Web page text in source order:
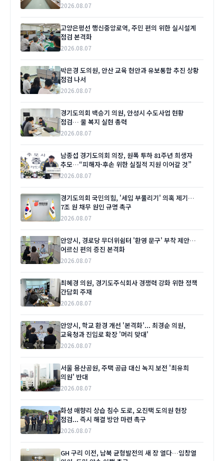
2026.08.07
고양은평선 행신중앙로역, 주민 편의 위한 실시설계
점검 본격화
2026.08.07
박은경 도의원, 안산 교육 현안과 유보통합 추진 상황
점검 나서
2026.08.07
경기도의회 백승기 의원, 안성시 수도사업 현황
점검… 물 복지 실현 총력
2026.08.07
남종섭 경기도의회 의장, 원폭 투하 81주년 희생자
추모…“피해자·후손 위한 실질적 지원 이어갈 것”
2026.08.07
경기도의회 국민의힘, '세입 부풀리기' 의혹 제기…
7조 원 채무 원인 규명 촉구
2026.08.07
안양시, 경로당 무더위쉼터 '환영 문구' 부착 제안…
어르신 편의 증진 본격화
2026.08.07
최혜경 의원, 경기도주식회사 경쟁력 강화 위한 정책
간담회 주재
2026.08.07
안양시, 학교 환경 개선 '본격화'... 최경순 의원,
교육청과 진입로 확장 '머리 맞대'
2026.08.07
서울 용산공원, 주택 공급 대신 녹지 보전 '최유희
의원' 반대
2026.08.07
화성 매향리 상습 침수 도로, 오진택 도의원 현장
점검... 즉시 해결 방안 마련 촉구
2026.08.07
GH 구리 이전, 남북 균형발전의 새 장 열다…임창열